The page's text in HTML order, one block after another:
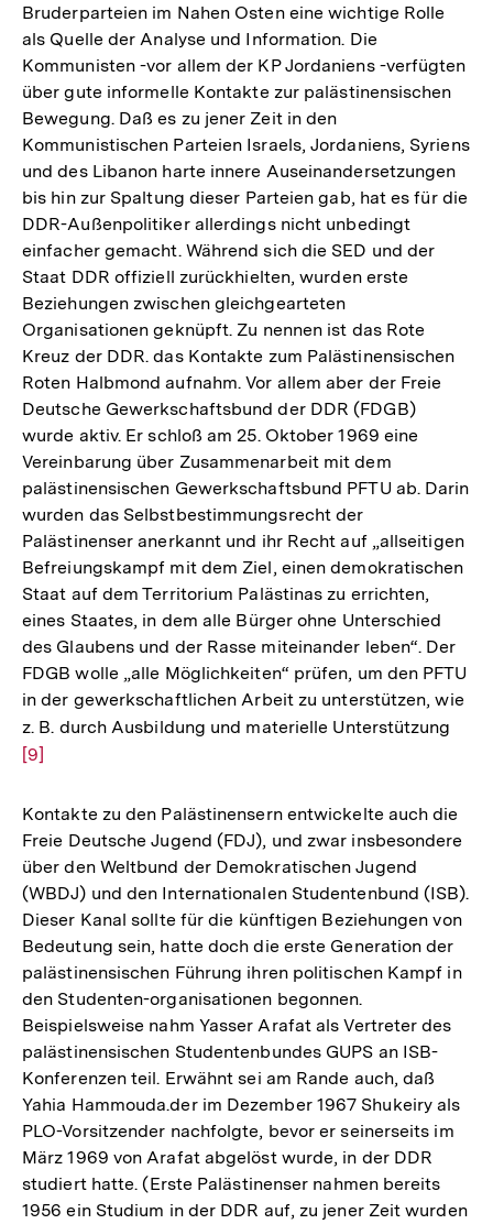
Bruderparteien im Nahen Osten eine wichtige Rolle
als Quelle der Analyse und Information. Die
Kommunisten -vor allem der KP Jordaniens -verfügten
über gute informelle Kontakte zur palästinensischen
Bewegung. Daß es zu jener Zeit in den
Kommunistischen Parteien Israels, Jordaniens, Syriens
und des Libanon harte innere Auseinandersetzungen
bis hin zur Spaltung dieser Parteien gab, hat es für die
DDR-Außenpolitiker allerdings nicht unbedingt
einfacher gemacht. Während sich die SED und der
Staat DDR offiziell zurückhielten, wurden erste
Beziehungen zwischen gleichgearteten
Organisationen geknüpft. Zu nennen ist das Rote
Kreuz der DDR. das Kontakte zum Palästinensischen
Roten Halbmond aufnahm. Vor allem aber der Freie
Deutsche Gewerkschaftsbund der DDR (FDGB)
wurde aktiv. Er schloß am 25. Oktober 1969 eine
Vereinbarung über Zusammenarbeit mit dem
palästinensischen Gewerkschaftsbund PFTU ab. Darin
wurden das Selbstbestimmungsrecht der
Palästinenser anerkannt und ihr Recht auf „allseitigen
Befreiungskampf mit dem Ziel, einen demokratischen
Staat auf dem Territorium Palästinas zu errichten,
eines Staates, in dem alle Bürger ohne Unterschied
des Glaubens und der Rasse miteinander leben“. Der
FDGB wolle „alle Möglichkeiten“ prüfen, um den PFTU
in der gewerkschaftlichen Arbeit zu unterstützen, wie
z. B. durch Ausbildung und materielle Unterstützung
[9]
Kontakte zu den Palästinensern entwickelte auch die
Freie Deutsche Jugend (FDJ), und zwar insbesondere
über den Weltbund der Demokratischen Jugend
(WBDJ) und den Internationalen Studentenbund (ISB).
Dieser Kanal sollte für die künftigen Beziehungen von
Bedeutung sein, hatte doch die erste Generation der
palästinensischen Führung ihren politischen Kampf in
den Studenten-organisationen begonnen.
Beispielsweise nahm Yasser Arafat als Vertreter des
palästinensischen Studentenbundes GUPS an ISB-
Konferenzen teil. Erwähnt sei am Rande auch, daß
Yahia Hammouda.der im Dezember 1967 Shukeiry als
PLO-Vorsitzender nachfolgte, bevor er seinerseits im
März 1969 von Arafat abgelöst wurde, in der DDR
studiert hatte. (Erste Palästinenser nahmen bereits
1956 ein Studium in der DDR auf, zu jener Zeit wurden